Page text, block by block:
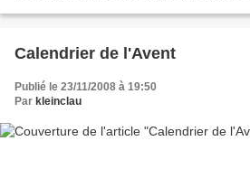
Calendrier de l'Avent
Publié le 23/11/2008 à 19:50
Par kleinclau